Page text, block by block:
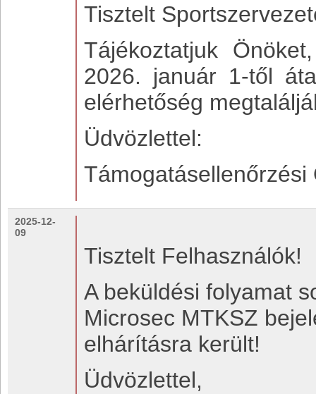
Tisztelt
Tájékoztatjuk
2026. január 1-től
elérhetőség
Üdvözlettel:
Támogatásellenőrzési
2025-12-
09
Tisztelt Felhasználók!
A beküldési folyamat
Microsec MTKSZ
elhárításra került!
Üdvözlettel,